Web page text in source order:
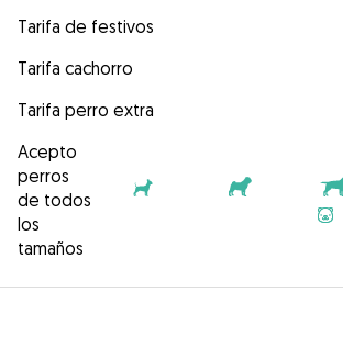
Tarifa de festivos
Tarifa cachorro
Tarifa perro extra
Acepto
perros
de todos
los
tamaños